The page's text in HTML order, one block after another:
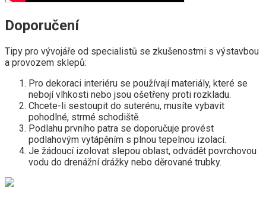
Doporučení
Tipy pro vývojáře od specialistů se zkušenostmi s výstavbou
a provozem sklepů:
Pro dekoraci interiéru se používají materiály, které se
nebojí vlhkosti nebo jsou ošetřeny proti rozkladu.
Chcete-li sestoupit do suterénu, musíte vybavit
pohodlné, strmé schodiště.
Podlahu prvního patra se doporučuje provést
podlahovým vytápěním s plnou tepelnou izolací.
Je žádoucí izolovat slepou oblast, odvádět povrchovou
vodu do drenážní drážky nebo děrované trubky.